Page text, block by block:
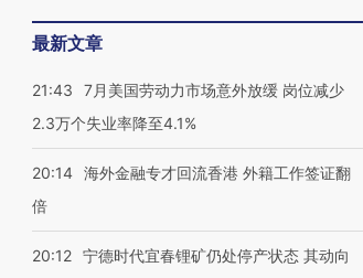
最新文章
21:43
7月美国劳动力市场意外放缓 岗位减少
2.3万个失业率降至4.1%
20:14 海外金融专才回流香港 外籍工作签证翻
倍
20:12 宁德时代宜春锂矿仍处停产状态 其动向